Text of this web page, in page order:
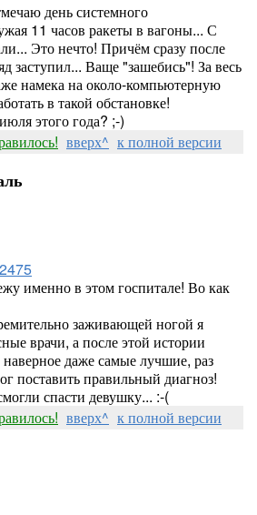
день системного
11 часов ракеты в вагоны... С
Это нечто! Причём сразу после
заступил... Ваще "зашебись"! За весь
намека на около-компьютерную
в такой обстановке!
этого года? ;-)
вверх^ к полной версии
именно в этом госпитале! Во как
заживающей ногой я
врачи, а после этой истории
даже самые лучшие, раз
поставить правильный диагноз!
спасти девушку... :-(
вверх^ к полной версии